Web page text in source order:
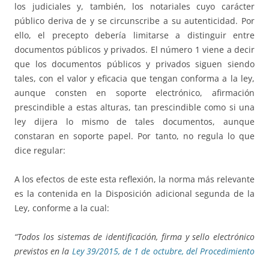
los judiciales y, también, los notariales cuyo carácter
público deriva de y se circunscribe a su autenticidad. Por
ello, el precepto debería limitarse a distinguir entre
documentos públicos y privados. El número 1 viene a decir
que los documentos públicos y privados siguen siendo
tales, con el valor y eficacia que tengan conforma a la ley,
aunque consten en soporte electrónico, afirmación
prescindible a estas alturas, tan prescindible como si una
ley dijera lo mismo de tales documentos, aunque
constaran en soporte papel. Por tanto, no regula lo que
dice regular:
A los efectos de este esta reflexión, la norma más relevante
es la contenida en la Disposición adicional segunda de la
Ley, conforme a la cual:
“Todos los sistemas de identificación, firma y sello electrónico
previstos en la Ley 39/2015, de 1 de octubre, del Procedimiento